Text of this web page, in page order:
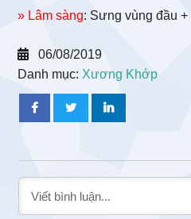
» Lâm sàng: Sưng vùng đầu +
06/08/2019
Danh mục: Xương Khớp